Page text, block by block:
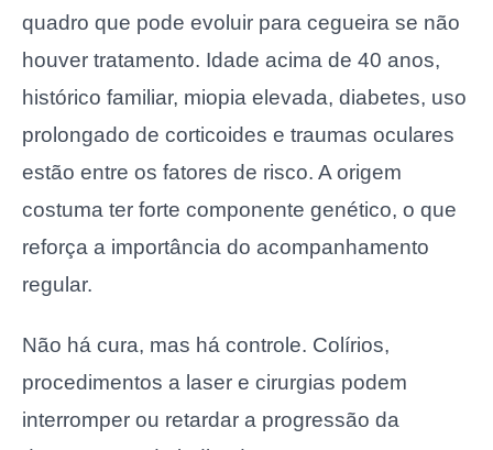
quadro que pode evoluir para cegueira se não
houver tratamento. Idade acima de 40 anos,
histórico familiar, miopia elevada, diabetes, uso
prolongado de corticoides e traumas oculares
estão entre os fatores de risco. A origem
costuma ter forte componente genético, o que
reforça a importância do acompanhamento
regular.
Não há cura, mas há controle. Colírios,
procedimentos a laser e cirurgias podem
interromper ou retardar a progressão da